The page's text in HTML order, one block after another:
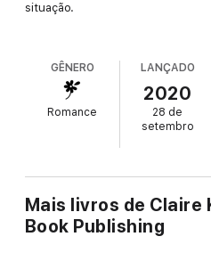
situação.
relacionamentos. Dou às
esquecerão, mas quando acaba,
Mantenho as pessoas afastadas
ares, literalmente, ela é a única
Relacionamento não é a minha
mulher de uma noite só. Morar
lado poderá acabar comigo.
GÊNERO
Romance
LANÇADO
2020
28 de
setembro
Mais livros de Claire
Book Publishing